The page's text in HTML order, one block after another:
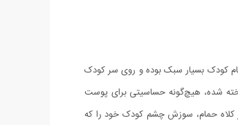
کودک بسیار سبک بوده و روی سر کودک
شده، هیچ‌گونه حساسیتی برای پوست
کلاه حمام، سوزش چشم کودک خود را که